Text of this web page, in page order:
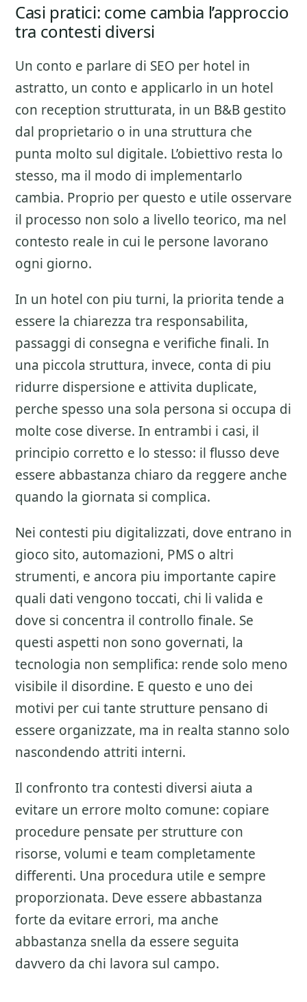
Casi pratici: come cambia l’approccio
tra contesti diversi
Un conto e parlare di SEO per hotel in
astratto, un conto e applicarlo in un hotel
con reception strutturata, in un B&B gestito
dal proprietario o in una struttura che
punta molto sul digitale. L’obiettivo resta lo
stesso, ma il modo di implementarlo
cambia. Proprio per questo e utile osservare
il processo non solo a livello teorico, ma nel
contesto reale in cui le persone lavorano
ogni giorno.
In un hotel con piu turni, la priorita tende a
essere la chiarezza tra responsabilita,
passaggi di consegna e verifiche finali. In
una piccola struttura, invece, conta di piu
ridurre dispersione e attivita duplicate,
perche spesso una sola persona si occupa di
molte cose diverse. In entrambi i casi, il
principio corretto e lo stesso: il flusso deve
essere abbastanza chiaro da reggere anche
quando la giornata si complica.
Nei contesti piu digitalizzati, dove entrano in
gioco sito, automazioni, PMS o altri
strumenti, e ancora piu importante capire
quali dati vengono toccati, chi li valida e
dove si concentra il controllo finale. Se
questi aspetti non sono governati, la
tecnologia non semplifica: rende solo meno
visibile il disordine. E questo e uno dei
motivi per cui tante strutture pensano di
essere organizzate, ma in realta stanno solo
nascondendo attriti interni.
Il confronto tra contesti diversi aiuta a
evitare un errore molto comune: copiare
procedure pensate per strutture con
risorse, volumi e team completamente
differenti. Una procedura utile e sempre
proporzionata. Deve essere abbastanza
forte da evitare errori, ma anche
abbastanza snella da essere seguita
davvero da chi lavora sul campo.